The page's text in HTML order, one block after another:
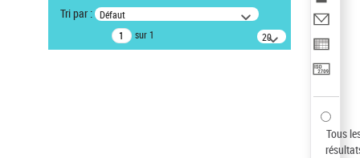
Type de notice d'autorité
Tri par : Défaut
sur 1
20
résultats/page
Tous